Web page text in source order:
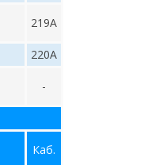
219А
220А
-
Каб.